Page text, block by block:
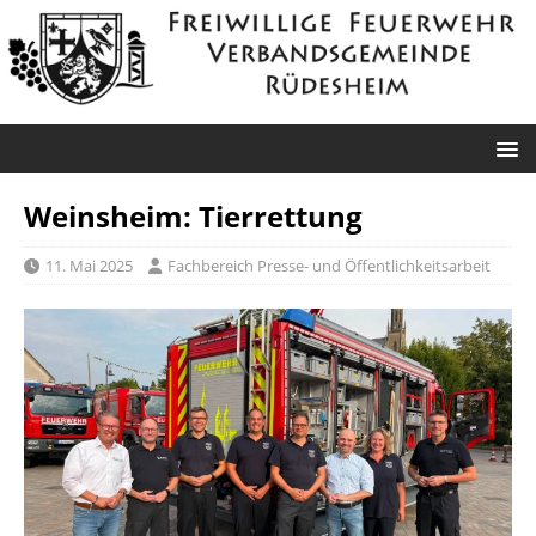
Weinsheim: Tierrettung
11. Mai 2025 Fachbereich Presse- und Öffentlichkeitsarbeit